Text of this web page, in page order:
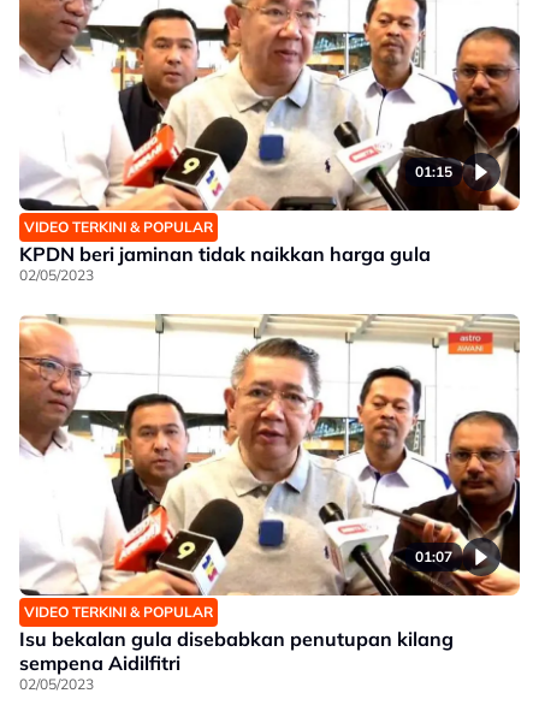
01:15
VIDEO TERKINI & POPULAR
KPDN beri jaminan tidak naikkan harga gula
02/05/2023
01:07
VIDEO TERKINI & POPULAR
Isu bekalan gula disebabkan penutupan kilang
sempena Aidilfitri
02/05/2023